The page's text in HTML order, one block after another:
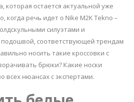
которая остается актуальной уже
когда речь идет о Nike M2K Tekno –
силуэтами и
соответствующей трендам
носить такие кроссовки с
брюки? Какие носки
всех нюансах с экспертами.